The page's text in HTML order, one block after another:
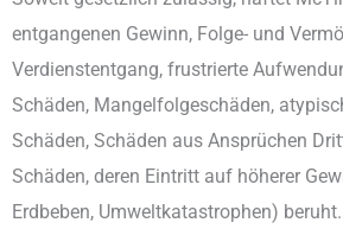
entgangenen Gewinn, Folge- und
Verdienstentgang, frustrierte
Schäden, Mangelfolgeschäden,
Schäden, Schäden aus Ansprüchen
Schäden, deren Eintritt auf höherer
Erdbeben, Umweltkatastrophen)